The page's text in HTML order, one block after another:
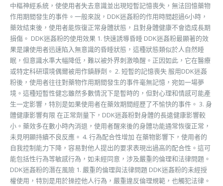
中樞神經系統，使使用者失去意識並出現短暫記憶喪失，無法回憶藥物
作用期間發生的事件。一般來說，DDK迷姦粉的作用時間超過6小時，
藥效結束後，使用者能恢復正常身體狀態，且對身體健康不會造成長期
損傷。 DDK迷姦粉的使用效果 1. 快速誘導昏睡 DDK迷姦粉最顯著的效
果是讓使用者迅速陷入無意識的昏睡狀態，這種狀態類似於人自然睡
眠，但意識水準大幅降低，難以被外界刺激喚醒。正因如此，它在醫療
或特定科研環境偶爾被用作鎮靜劑。 2. 短暫的記憶喪失 服用DDK迷姦
粉後，使用者往往對藥物作用期間發生的事件毫無記憶，宛如一場夢
境。這種短暫性健忘雖然多數情況下是暫時的，但對心理和情感可能產
生一定影響，特別是如果使用者在藥效期間經歷了不愉快的事件。 3. 身
體健康影響有限 在正常劑量下，DDK迷姦粉對身體的長遠健康影響較
小。藥效多在數小時內消退，使用者醒來後的身體功能通常恢復正常，
未見明顯持續不良反應。 4. 行為配合性增加 在藥物影響下，使用者的
自我控制能力下降，容易對他人提出的要求表現出過高的配合性。這可
能包括性行為等敏感行為，如未經同意，涉及嚴重的倫理和法律問題。
DDK迷姦粉的潛在風險 1. 嚴重的倫理與法律問題 DDK迷姦粉的未經授
權使用，特別是用於操控他人行為，嚴重違反倫理規範，也觸犯法律。